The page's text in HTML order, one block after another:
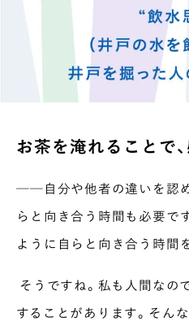
お茶を淹れることで
──自分や他者の違いを認め
らと向き合う時間も必要で
ように自らと向き合う時間
そうですね。私も人間なの
することがあります。そん